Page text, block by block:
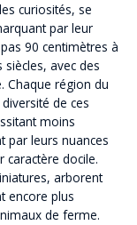
curiosités, se
par leur
90 centimètres à
siècles, avec des
Chaque région du
de ces
moins
par leurs nuances
caractère docile.
arborent
encore plus
de ferme.